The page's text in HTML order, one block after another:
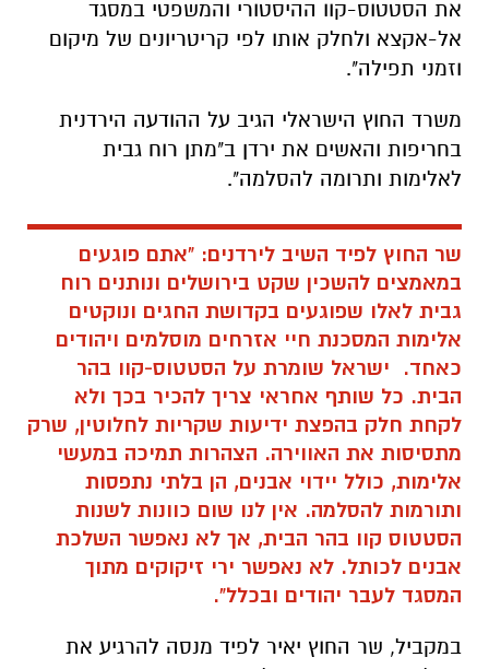
את הסטטוס-קוו ההיסטורי והמשפטי במסגד
אל-אקצא ולחלק אותו לפי קריטריונים של מיקום
וזמני תפילה".
משרד החוץ הישראלי הגיב על ההודעה הירדנית
בחריפות והאשים את ירדן ב"מתן רוח גבית
לאלימות ותרומה להסלמה".
שר החוץ לפיד השיב לירדנים: "אתם פוגעים
במאמצים להשכין שקט בירושלים ונותנים רוח
גבית לאלו שפוגעים בקדושת החגים ונוקטים
אלימות המסכנת חיי אזרחים מוסלמים ויהודים
כאחד. ישראל שומרת על הסטטוס-קוו בהר
הבית. כל שותף אחראי צריך להכיר בכך ולא
לקחת חלק בהפצת ידיעות שקריות לחלוטין, שרק
מתסיסות את האווירה. הצהרות תמיכה במעשי
אלימות, כולל יידוי אבנים, הן בלתי נתפסות
ותורמות להסלמה. אין לנו שום כוונות לשנות
הסטטוס קוו בהר הבית, אך לא נאפשר השלכת
אבנים לכותל. לא נאפשר ירי זיקוקים מתוך
המסגד לעבר יהודים ובכלל".
במקביל, שר החוץ יאיר לפיד מנסה להרגיע את